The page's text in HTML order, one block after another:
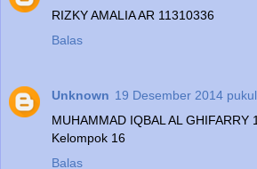
RIZKY AMALIA AR 11310336
Balas
Unknown 19 Desember 2014
MUHAMMAD IQBAL AL GHIFARRY
Kelompok 16
Balas